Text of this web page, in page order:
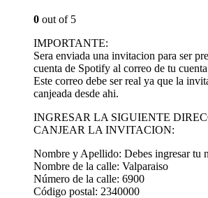
0 out of 5
IMPORTANTE:
Sera enviada una invitacion para ser
cuenta de Spotify al correo de tu
Este correo debe ser real ya que la
canjeada desde ahi.
INGRESAR LA SIGUIENTE
CANJEAR LA INVITACION:
Nombre y Apellido: Debes ingresar tu
Nombre de la calle: Valparaiso
Número de la calle: 6900
Código postal: 2340000